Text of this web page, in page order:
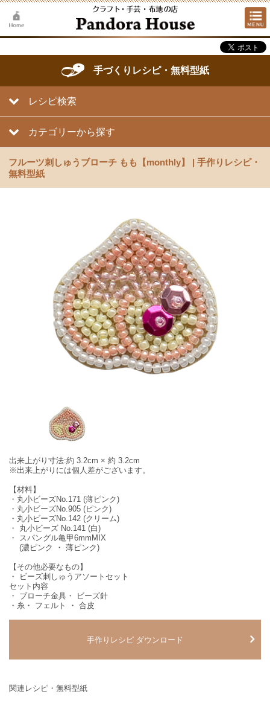
手づくりレシピ・無料型紙
レシピ検索
カテゴリーから探す
フルーツ刺しゅうブローチ もも【monthly】 | 手作りレシピ・
無料型紙
出来上がり寸法:約 3.2cm × 約 3.2cm
※出来上がりには個人差がございます。
【材料】
・丸小ビーズNo.171 (薄ピンク)
・丸小ビーズNo.905 (ピンク)
・丸小ビーズNo.142 (クリーム)
・ 丸小ビーズ No.141 (白)
・ スパングル亀甲6mmMIX
(濃ピンク ・ 薄ピンク)
【その他必要なもの】
・ ビーズ刺しゅうアソートセット
セット内容
・ ブローチ金具・ ビーズ針
・糸・ フェルト ・ 合皮
手作りレシピ ダウンロード
関連レシピ・無料型紙